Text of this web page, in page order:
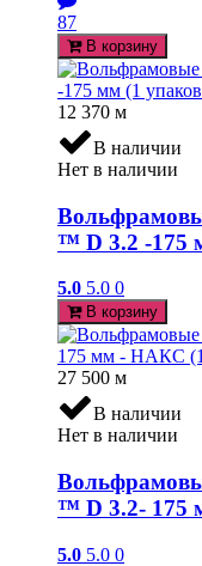
87
В корзину
12 370 м
В наличии
Нет в наличии
™ D 3.2 -175
5.0 5.0 0
В корзину
27 500 м
В наличии
Нет в наличии
™ D 3.2- 175
5.0 5.0 0